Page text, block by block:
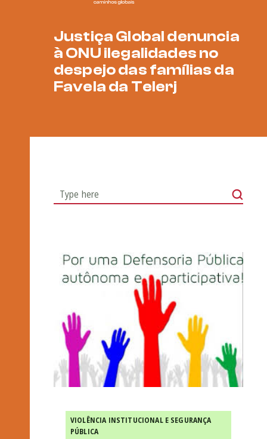
Justiça Global denuncia
à ONU ilegalidades no
despejo das famílias da
Favela da Telerj
VIOLÊNCIA INSTITUCIONAL E SEGURANÇA
PÚBLICA